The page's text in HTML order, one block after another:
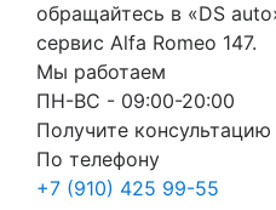
обращайтесь в «DS
сервис Alfa Romeo 147.
Мы работаем
ПН-ВC - 09:00-20:00
Получите консультацию
По телефону
+7 (910) 425 99-55